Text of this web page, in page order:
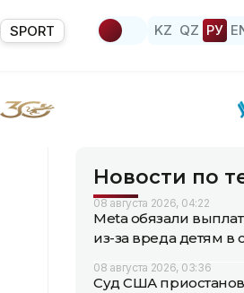
SPORT KZ QZ РУ
Новости по
08 августа 2026, 04:22
Meta обязали
из-за вреда детям в
08 августа 2026, 03:36
Суд США